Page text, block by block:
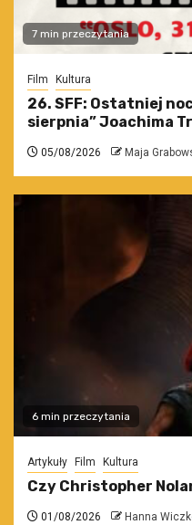
7 min przeczytania
Film Kultura
26. SFF: Ostatniej
sierpnia” Joachima
05/08/2026 Maja
6 min przeczytania
Artykuły Film Kultura
Czy Christopher
01/08/2026 Hanna